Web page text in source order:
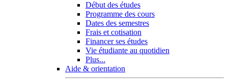
Début des études
Programme des cours
Dates des semestres
Frais et cotisation
Financer ses études
Vie étudiante au quotidien
Plus...
Aide & orientation